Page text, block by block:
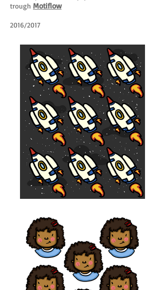
trough Motiflow
2016/2017